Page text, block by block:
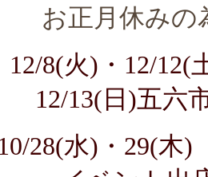
みの為年末
8(火) ・12/12(
(日)五六
28(水)・29(木)